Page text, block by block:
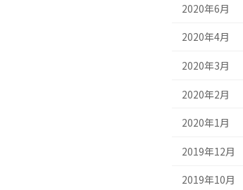
2020年6月
2020年4月
2020年3月
2020年2月
2020年1月
2019年12月
2019年10月